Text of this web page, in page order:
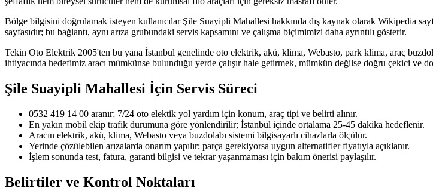
Bölge bilgisini doğrulamak isteyen kullanıcılar Şile Suayipli Mahallesi hakkında dış kaynak olarak Wikipedia
sayfasıdır; bu bağlantı, aynı arıza grubundaki servis kapsamını ve çalışma biçimimizi daha ayrıntılı gösterir.
Tekin Oto Elektrik 2005'ten bu yana İstanbul genelinde oto elektrik, akü, klima, Webasto, park klima, araç
ihtiyacında hedefimiz aracı mümkünse bulunduğu yerde çalışır hale getirmek, mümkün değilse doğru çekici ve
Şile Suayipli Mahallesi İçin Servis Süreci
0532 419 14 00 aranır; 7/24 oto elektik yol yardım için konum, araç tipi ve belirti alınır.
En yakın mobil ekip trafik durumuna göre yönlendirilir; İstanbul içinde ortalama 25-45 dakika hedeflenir.
Aracın elektrik, akü, klima, Webasto veya buzdolabı sistemi bilgisayarlı cihazlarla ölçülür.
Yerinde çözülebilen arızalarda onarım yapılır; parça gerekiyorsa uygun alternatifler fiyatıyla açıklanır.
İşlem sonunda test, fatura, garanti bilgisi ve tekrar yaşanmaması için bakım önerisi paylaşılır.
Belirtiler ve Kontrol Noktaları